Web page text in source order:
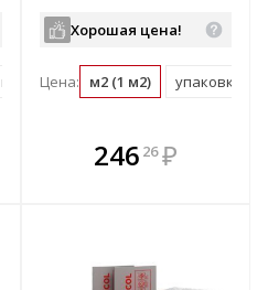
упаковка (0.28 м3)
В комплекте
всегда выгоднее!
Хорошая цена!
Цена: м2 (1 м2) упаковка
246 26 ₽